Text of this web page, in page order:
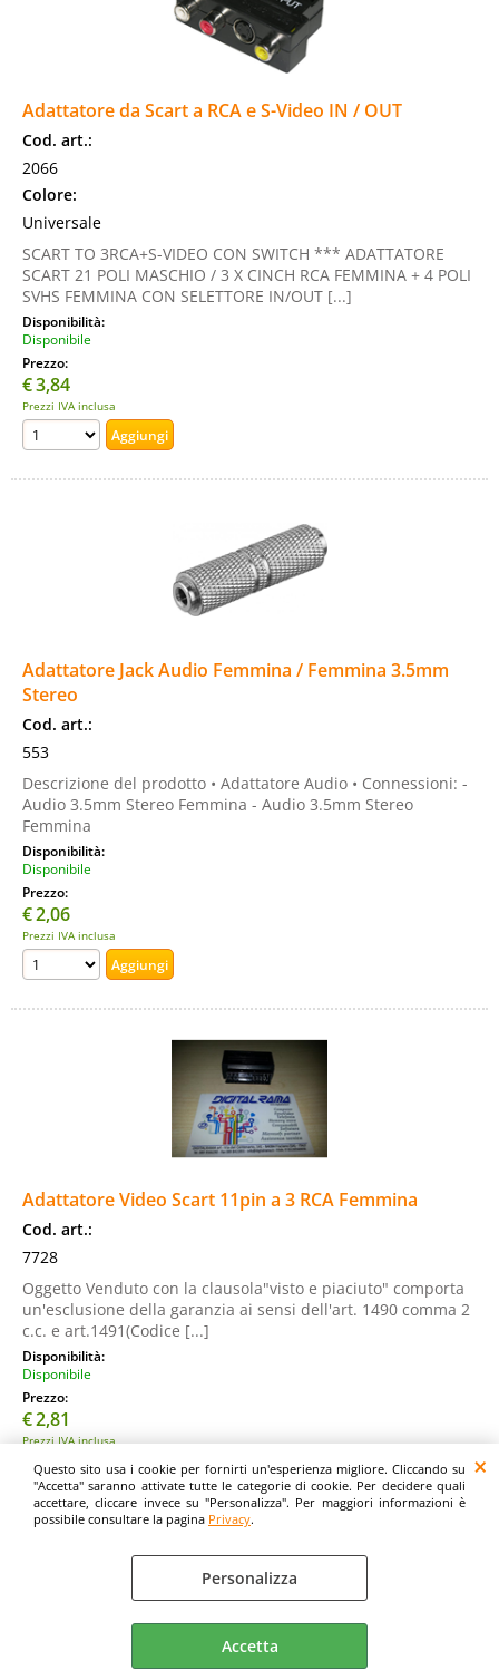
Questo sito usa i cookie per fornirti un'esperienza migliore. Cliccando su
"Accetta" saranno attivate tutte le categorie di cookie. Per decidere quali
accettare, cliccare invece su "Personalizza". Per maggiori informazioni è
possibile consultare la pagina Privacy.
Personalizza
Accetta
Adattatore da Scart a RCA e S-Video IN / OUT
Cod. art.:
2066
Colore:
Universale
SCART TO 3RCA+S-VIDEO CON SWITCH *** ADATTATORE
SCART 21 POLI MASCHIO / 3 X CINCH RCA FEMMINA + 4 POLI
SVHS FEMMINA CON SELETTORE IN/OUT [...]
Disponibilità:
Disponibile
Prezzo:
€3,84
Prezzi IVA inclusa
Adattatore Jack Audio Femmina / Femmina 3.5mm
Stereo
Cod. art.:
553
Descrizione del prodotto • Adattatore Audio • Connessioni: -
Audio 3.5mm Stereo Femmina - Audio 3.5mm Stereo
Femmina
Disponibilità:
Disponibile
Prezzo:
€2,06
Prezzi IVA inclusa
Adattatore Video Scart 11pin a 3 RCA Femmina
Cod. art.:
7728
Oggetto Venduto con la clausola"visto e piaciuto" comporta
un'esclusione della garanzia ai sensi dell'art. 1490 comma 2
c.c. e art.1491(Codice [...]
Disponibilità:
Disponibile
Prezzo:
€2,81
Prezzi IVA inclusa